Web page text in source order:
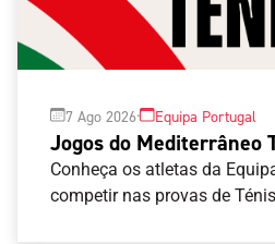
7 Ago 2026· Equipa Portugal
Jogos do Mediterrâneo
Ténis
Conheça os atletas da
competir nas provas de Ténis